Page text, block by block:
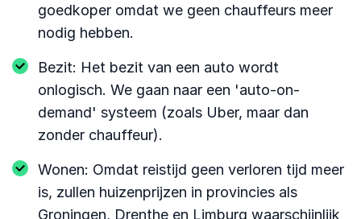
goedkoper omdat we geen chauffeurs meer
nodig hebben.
Bezit: Het bezit van een auto wordt
onlogisch. We gaan naar een 'auto-on-
demand' systeem (zoals Uber, maar dan
zonder chauffeur).
Wonen: Omdat reistijd geen verloren tijd meer
is, zullen huizenprijzen in provincies als
Groningen, Drenthe en Limburg waarschijnlijk